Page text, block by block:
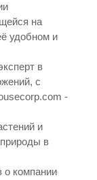
на
удобном и
в
с
-
и
в
о компании